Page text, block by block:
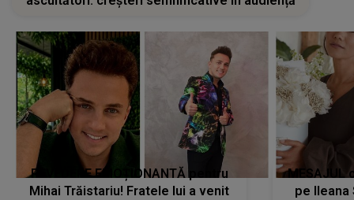
REVEDERE EMOȚIONANTĂ pentru
Mihai Trăistariu! Fratele lui a venit
MESAJUL
pe Ileana